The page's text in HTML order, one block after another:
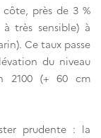
près de 3 %
très sensible) à
Ce taux passe
du niveau
2100 (+ 60 cm
prudente : la